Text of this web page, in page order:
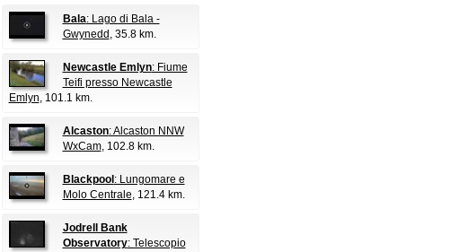
Bala: Lago di Bala -
Gwynedd , 35.8 km.
Newcastle Emlyn: Fiume
Teifi presso Newcastle
Emlyn, 101.1 km.
Alcaston: Alcaston NNW
WxCam, 102.8 km.
Blackpool : Lungomare e
Molo Centrale, 121.4 km.
Jodrell Bank
Observatory: Telescopio